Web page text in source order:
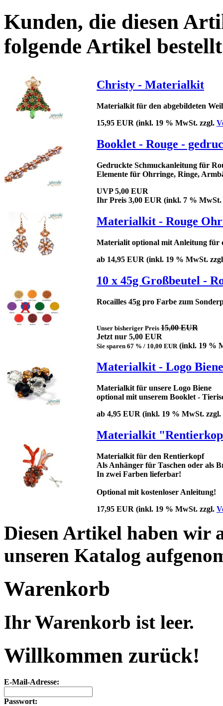
Kunden, die diesen
folgende Artikel
Christy - Materialkit
Materialkit für den abgebildeten
15,95 EUR (inkl. 19 % MwSt. zzgl.
Booklet - Rouge -
Gedruckte Schmuckanleitung für
Elemente für Ohrringe, Ringe,
UVP 5,00 EUR
Ihr Preis 3,00 EUR (inkl. 7 %
Materialkit - Rouge
Materialit optional mit Anleitung für
ab 14,95 EUR (inkl. 19 % MwSt.
10 x 45g Großbeutel -
Rocailles 45g pro Farbe zum
Unser bisheriger Preis 15,00 EUR
Jetzt nur 5,00 EUR
Sie sparen 67 % / 10,00 EUR (inkl. 19 %
Materialkit - Logo Biene
Materialkit für unsere Logo Biene
optional mit unserem Booklet -
ab 4,95 EUR (inkl. 19 % MwSt. zzgl.
Materialkit
Materialkit für den Rentierkopf
Als Anhänger für Taschen oder als
In zwei Farben lieferbar!
Optional mit kostenloser Anleitung!
17,95 EUR (inkl. 19 % MwSt. zzgl.
Diesen Artikel haben wir
unseren Katalog
Warenkorb
Ihr Warenkorb ist leer.
Willkommen zurück!
E-Mail-Adresse:
Passwort: